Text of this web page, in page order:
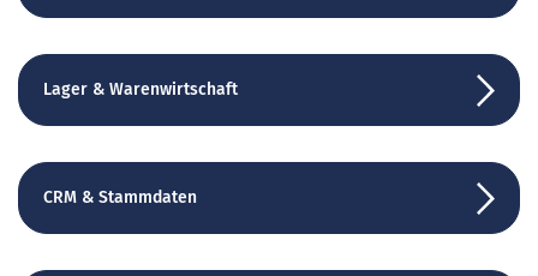
Lager & Warenwirtschaft
CRM & Stammdaten